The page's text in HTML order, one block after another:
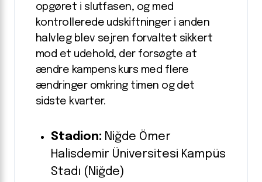
opgøret i slutfasen, og med
kontrollerede udskiftninger i anden
halvleg blev sejren forvaltet sikkert
mod et udehold, der forsøgte at
ændre kampens kurs med flere
ændringer omkring timen og det
sidste kvarter.
Stadion: Niğde Ömer
Halisdemir Üniversitesi Kampüs
Stadı (Niğde)